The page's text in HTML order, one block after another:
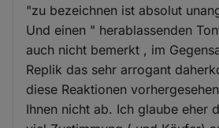
"zu bezeichnen ist absolut
Und einen " herablassenden
auch nicht bemerkt , im
Replik das sehr arrogant
diese Reaktionen
Ihnen nicht ab. Ich glaube eher